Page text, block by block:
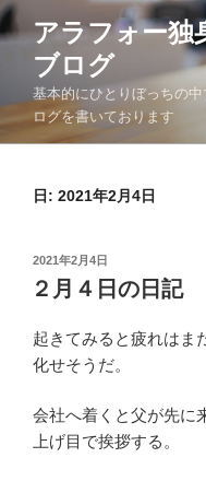
コ
ン
へ
アラフォー独
ブログ
基本的にひとりぼっちの
ログを書いております
日: 2021年2月4日
投
稿
日:
2021年2月4日
２月４日の日記
起きてみると疲れはま
化せそうだ。
会社へ着くと父が先に
上げ目で挨拶する。